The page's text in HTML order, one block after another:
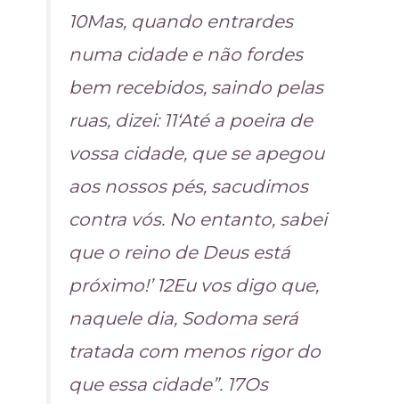
10Mas, quando entrardes
numa cidade e não fordes
bem recebidos, saindo pelas
ruas, dizei: 11‘Até a poeira de
vossa cidade, que se apegou
aos nossos pés, sacudimos
contra vós. No entanto, sabei
que o reino de Deus está
próximo!’ 12Eu vos digo que,
naquele dia, Sodoma será
tratada com menos rigor do
que essa cidade”. 17Os